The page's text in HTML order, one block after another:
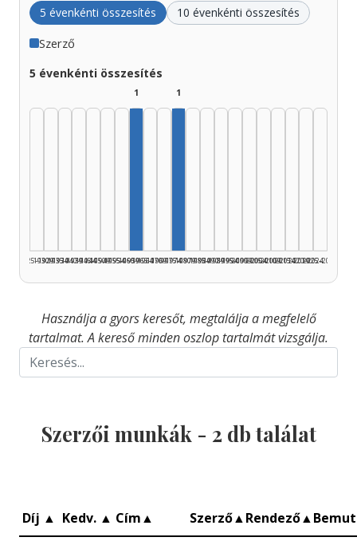
5 évenkénti összesítés 10 évenkénti összesítés
Szerző
5 évenkénti összesítés
1925–1929
1930–1934
1935–1939
1940–1944
1945–1949
1950–1954
1955–1959
1
1960–1964
1965–1969
1970–1974
1
1975–1979
1980–1984
1985–1989
1990–1994
1995–1999
2000–2004
2005–2009
2010–2014
2015–2019
2020–2024
2025–2026
Használja a gyors keresőt, megtalálja a megfelelő
tartalmat. A kereső minden oszlop tartalmát vizsgálja.
Szerzői munkák - 2 db találat
Díj ▲ Kedv. ▲ Cím▲ Szerző▲Rendező▲